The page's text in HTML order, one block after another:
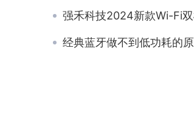
强禾科技2024新款Wi-Fi双模单按
经典蓝牙做不到低功耗的